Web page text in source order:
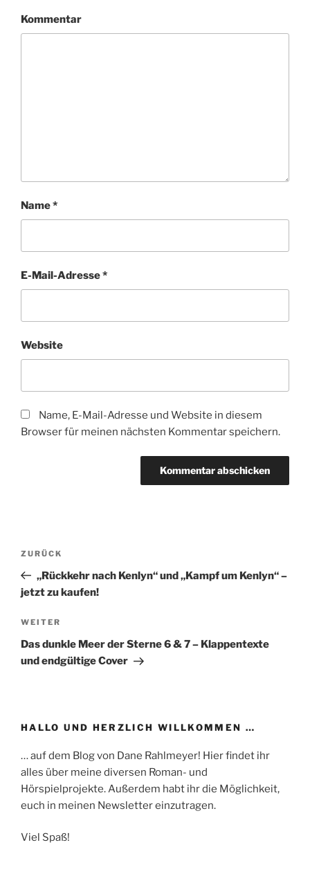
Kommentar
Name*
E-Mail-Adresse*
Website
Name, E-Mail-Adresse und Website in diesem
Browser für meinen nächsten Kommentar speichern.
Beitragsnavigation
Vorheriger
Beitrag
ZURÜCK
„Rückkehr nach Kenlyn“ und „Kampf um Kenlyn“ –
jetzt zu kaufen!
Nächster
Beitrag
WEITER
Das dunkle Meer der Sterne 6 & 7 – Klappentexte
und endgültige Cover
HALLO UND HERZLICH WILLKOMMEN …
… auf dem Blog von Dane Rahlmeyer! Hier findet ihr
alles über meine diversen Roman- und
Hörspielprojekte. Außerdem habt ihr die Möglichkeit,
euch in meinen Newsletter einzutragen.
Viel Spaß!